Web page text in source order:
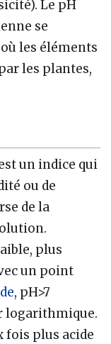
Le pH
se
les éléments
les plantes,
un indice qui
ou de
de la
plus
un point
, pH>7
logarithmique.
fois plus acide